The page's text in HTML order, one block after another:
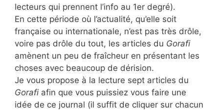
lecteurs qui prennent l’info au 1er degré).
En cette période où l’actualité, qu’elle soit
française ou internationale, n’est pas très drôle,
voire pas drôle du tout, les articles du Gorafi
amènent un peu de fraîcheur en présentant les
choses avec beaucoup de dérision.
Je vous propose à la lecture sept articles du
Gorafi afin que vous puissiez vous faire une
idée de ce journal (il suffit de cliquer sur chacun